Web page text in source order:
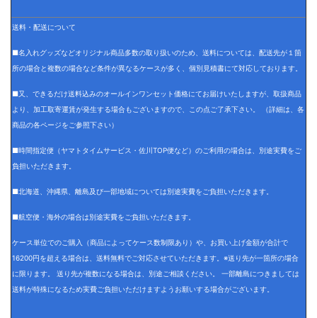
送料・配送について
■名入れグッズなどオリジナル商品多数の取り扱いのため、送料については、配送先が１箇
所の場合と複数の場合など条件が異なるケースが多く、個別見積書にて対応しております。
■又、できるだけ送料込みのオールインワンセット価格にてお届けいたしますが、取扱商品
より、加工取寄運賃が発生する場合もございますので、この点ご了承下さい。 （詳細は、各
商品の各ページをご参照下さい）
■時間指定便（ヤマトタイムサービス・佐川TOP便など）のご利用の場合は、別途実費をご
負担いただきます。
■北海道、沖縄県、離島及び一部地域については別途実費をご負担いただきます。
■航空便・海外の場合は別途実費をご負担いただきます。
ケース単位でのご購入（商品によってケース数制限あり）や、お買い上げ金額が合計で
16200円を超える場合は、送料無料でご対応させていただきます。※送り先が一箇所の場合
に限ります。 送り先が複数になる場合は、別途ご相談ください。 一部離島につきましては
送料が特殊になるため実費ご負担いただけますようお願いする場合がございます。